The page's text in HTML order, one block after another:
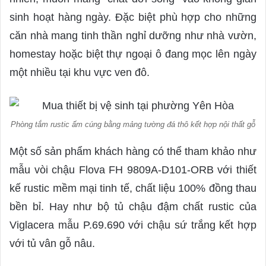
sinh hoạt hàng ngày. Đặc biệt phù hợp cho những
căn nhà mang tinh thần nghỉ dưỡng như nhà vườn,
homestay hoặc biệt thự ngoại ô đang mọc lên ngày
một nhiều tại khu vực ven đô.
Phòng tắm rustic ấm cúng bằng mảng tường đá thô kết hợp nội thất gỗ
Một số sản phẩm khách hàng có thể tham khảo như
mẫu vòi chậu Flova FH 9809A-D101-ORB với thiết
kế rustic mềm mại tinh tế, chất liệu 100% đồng thau
bền bỉ. Hay như bộ tủ chậu đậm chất rustic của
Viglacera mẫu P.69.690 với chậu sứ trắng kết hợp
với tủ vân gỗ nâu.